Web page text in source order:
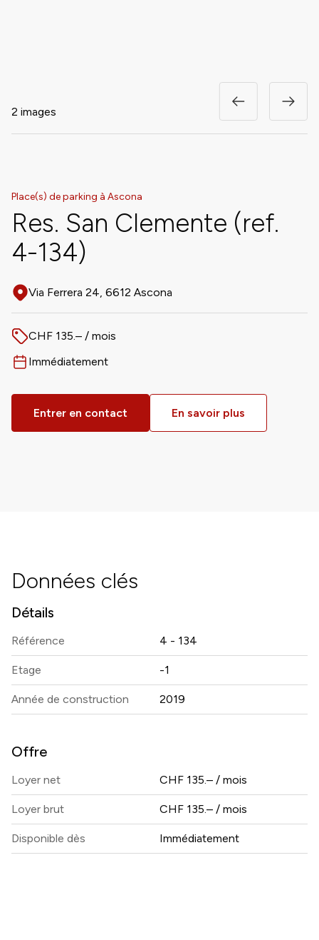
2 images
Place(s) de parking à Ascona
Res. San Clemente (ref.
4-134)
Adresse
Via Ferrera 24, 6612 Ascona
Prix
CHF 135.– / mois
Disponible dès
Immédiatement
Entrer en contact En savoir plus
Données clés
Détails
Référence 4 - 134
Etage -1
Année de construction 2019
Offre
Loyer net CHF 135.– / mois
Loyer brut CHF 135.– / mois
Disponible dès Immédiatement